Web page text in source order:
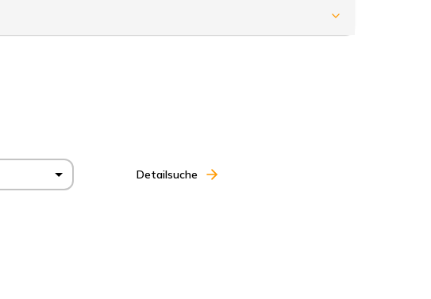
Detailsuche